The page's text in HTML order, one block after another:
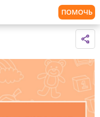
ПОМОЧЬ